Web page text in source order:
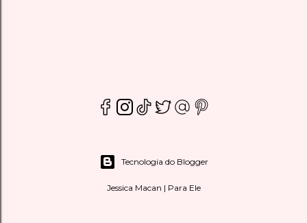
Tecnologia do Blogger
Jessica Macan | Para Ele